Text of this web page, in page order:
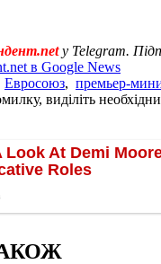
у Telegram.
в Google News
Евросоюз, премьер-
виділіть